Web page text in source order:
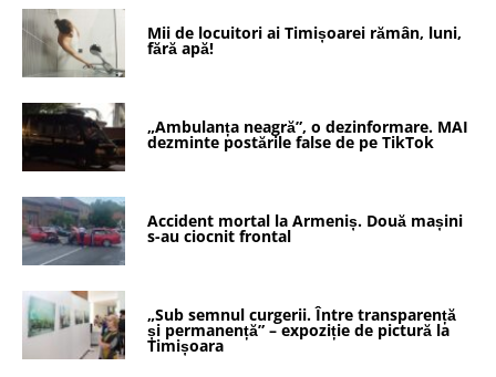
Mii de locuitori ai Timișoarei rămân, luni,
fără apă!
„Ambulanța neagră”, o dezinformare. MAI
dezminte postările false de pe TikTok
Accident mortal la Armeniș. Două mașini
s-au ciocnit frontal
„Sub semnul curgerii. Între transparență
și permanență” – expoziție de pictură la
Timișoara